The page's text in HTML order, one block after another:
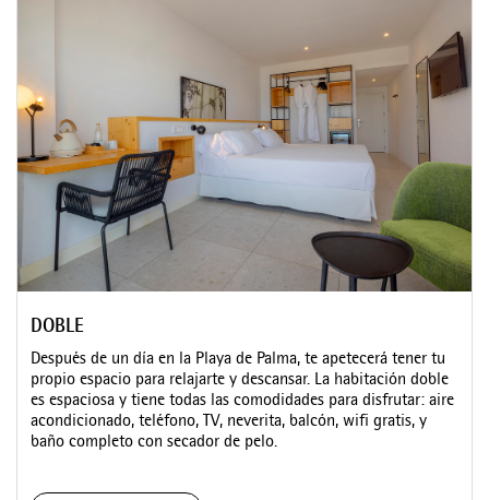
DOBLE
Después de un día en la Playa de Palma, te apetecerá tener tu
propio espacio para relajarte y descansar. La habitación doble
es espaciosa y tiene todas las comodidades para disfrutar: aire
acondicionado, teléfono, TV, neverita, balcón, wifi gratis, y
baño completo con secador de pelo.